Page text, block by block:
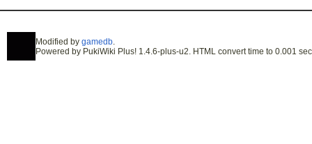
Modified by gamedb.
Powered by PukiWiki Plus! 1.4.6-plus-u2. HTML convert time to 0.001